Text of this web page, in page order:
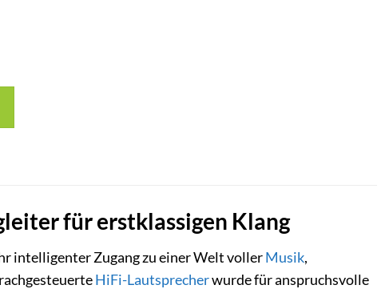
für erstklassigen Klang
intelligenter Zugang zu einer Welt vollerMusik,
HiFi-Lautsprecherwurde für anspruchsvolle